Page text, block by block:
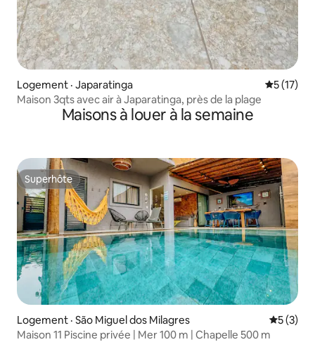
Logement · Japaratinga Note
5 (17)
Maison 3qts avec air à Japaratinga, près de la plage
Maisons à louer à la semaine
Superhôte
Superhôte
Logement · São Miguel dos Milagres Note
5 (3)
Maison 11 Piscine privée | Mer 100 m | Chapelle 500 m